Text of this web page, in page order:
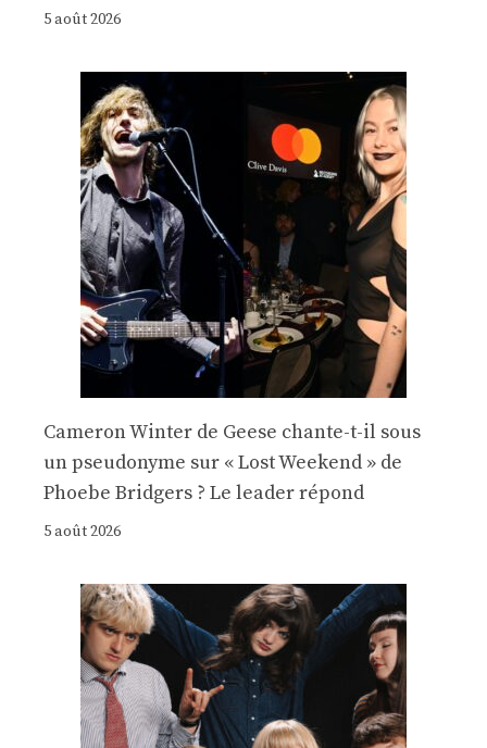
5 août 2026
Cameron Winter de Geese chante-t-il sous
un pseudonyme sur « Lost Weekend » de
Phoebe Bridgers ? Le leader répond
5 août 2026